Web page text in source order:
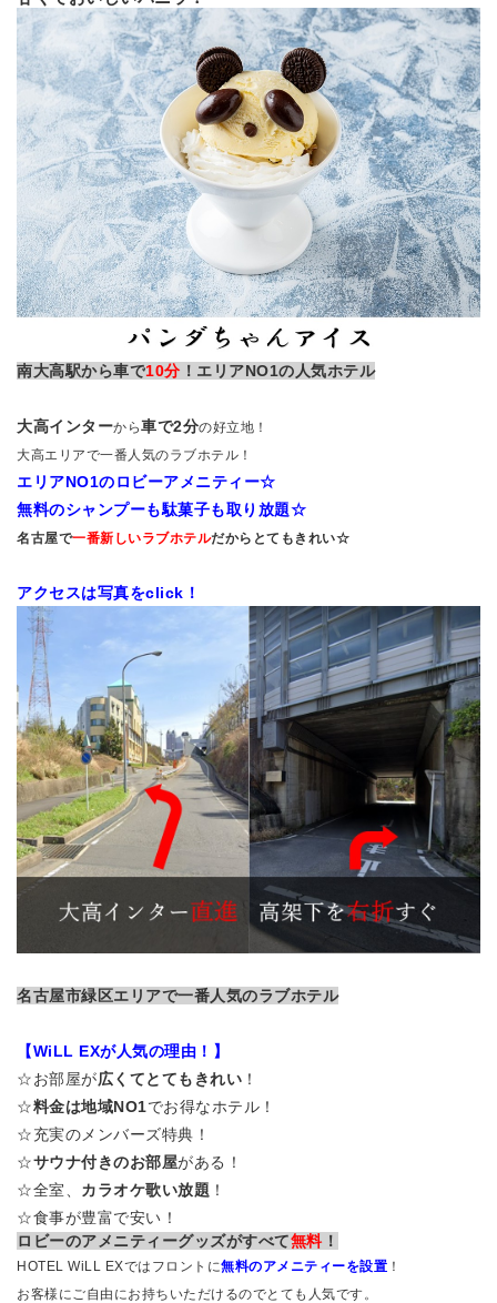
南大高駅から車で10分 ！エリアNO1の人気ホテル
大高インターから車で2分の好立地！
大高エリアで一番人気のラブホテル！
エリアNO1のロビーアメニティー☆
無料のシャンプーも駄菓子も取り放題☆
名古屋で一番新しいラブホテルだからとてもきれい☆
アクセスは写真をclick！
名古屋市緑区エリアで一番人気のラブホテル
【WiLL EXが人気の理由！】
☆お部屋が広くてとてもきれい ！
☆料金は地域NO1でお得なホテル！
☆充実のメンバーズ特典！
☆サウナ付きのお部屋がある！
☆全室、 カラオケ歌い放題 ！
☆食事が豊富で安い！
ロビーのアメニティーグッズがすべて無料！
HOTEL WiLL EXではフロントに無料のアメニティーを設置 ！
お客様にご自由にお持ちいただけるのでとても人気です。